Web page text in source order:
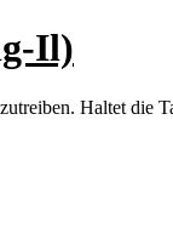
Il)
Haltet die